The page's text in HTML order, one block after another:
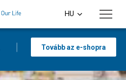
EN
DE
HU
Tovább az e-shopra